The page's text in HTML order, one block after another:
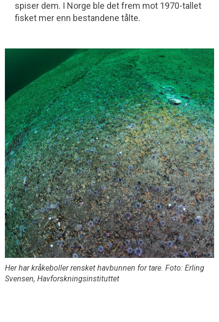
spiser dem. I Norge ble det frem mot 1970-tallet
fisket mer enn bestandene tålte.
Her har kråkeboller rensket havbunnen for tare. Foto: Erling
Svensen, Havforskningsinstituttet